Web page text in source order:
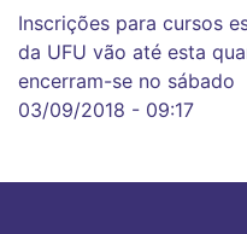
Inscrições para cursos
da UFU vão até esta
encerram-se no sábado
03/09/2018 - 09:17